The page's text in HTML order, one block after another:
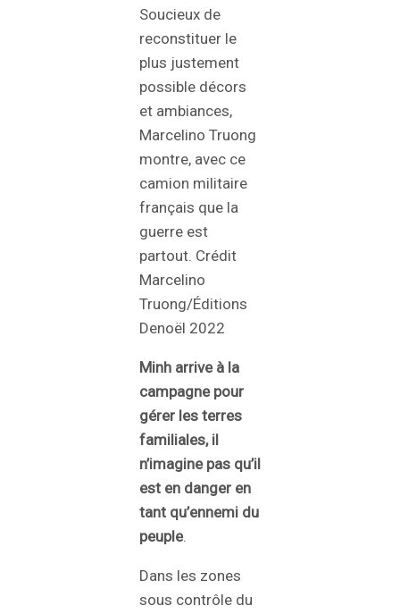
Soucieux de
reconstituer le
plus justement
possible décors
et ambiances,
Marcelino Truong
montre, avec ce
camion militaire
français que la
guerre est
partout. Crédit
Marcelino
Truong/Éditions
Denoël 2022
Minh arrive à la
campagne pour
gérer les terres
familiales, il
n’imagine pas qu’il
est en danger en
tant qu’ennemi du
peuple.
Dans les zones
sous contrôle du